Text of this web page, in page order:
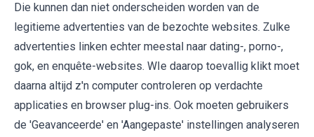
Die kunnen dan niet onderscheiden worden van de
legitieme advertenties van de bezochte websites. Zulke
advertenties linken echter meestal naar dating-, porno-,
gok, en enquête-websites. WIe daarop toevallig klikt moet
daarna altijd z'n computer controleren op verdachte
applicaties en browser plug-ins. Ook moeten gebruikers
de 'Geavanceerde' en 'Aangepaste' instellingen analyseren